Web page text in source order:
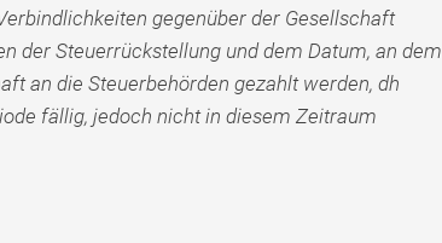
gegenüber der Gesellschaft
der Steuerrückstellung und dem Datum, an dem
an die Steuerbehörden gezahlt werden, dh
fällig, jedoch nicht in diesem Zeitraum